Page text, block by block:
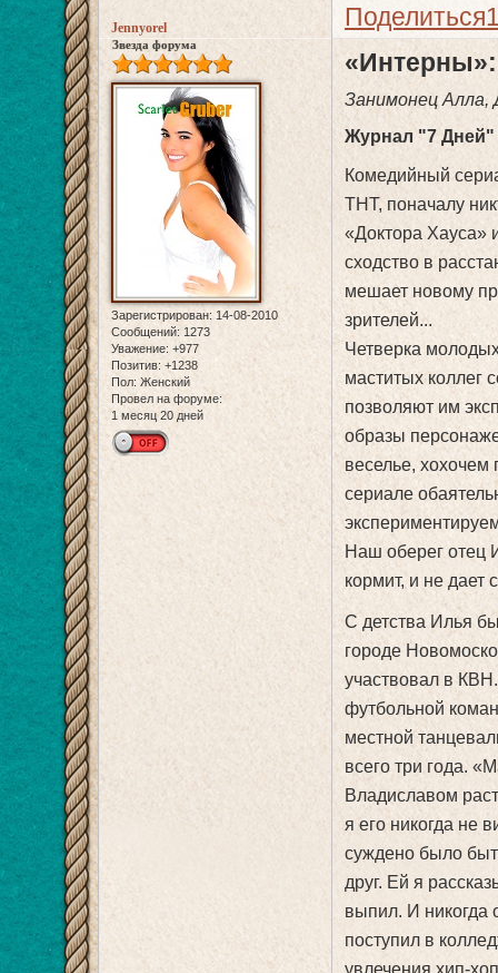
Поделиться
Jennyorel
Звезда форума
Зарегистрирован: 14-08-2010
Сообщений: 1273
Уважение: +977
Позитив: +1238
Пол: Женский
Провел на форуме:
1 месяц 20 дней
Занимонец Алла,
Журнал "7 Дней"
Комедийный
ТНТ, поначалу
«Доктора Хауса»
сходство в
мешает новому
зрителей...
Четверка
маститых коллег
позволяют им
образы
веселье,
сериале
Наш оберег отец
кормит, и не дает
С детства Илья
городе
участвовал в
футбольной
местной
всего три года.
Владиславом
я его никогда не
суждено было
друг. Ей я
выпил. И никогда
поступил в